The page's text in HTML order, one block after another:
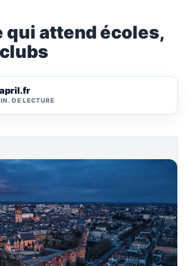
qui attend écoles,
DE LECTURE